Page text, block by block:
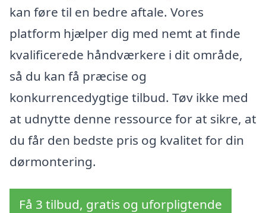
kan føre til en bedre aftale. Vores
platform hjælper dig med nemt at finde
kvalificerede håndværkere i dit område,
så du kan få præcise og
konkurrencedygtige tilbud. Tøv ikke med
at udnytte denne ressource for at sikre, at
du får den bedste pris og kvalitet for din
dørmontering.
Få 3 tilbud, gratis og uforpligtende